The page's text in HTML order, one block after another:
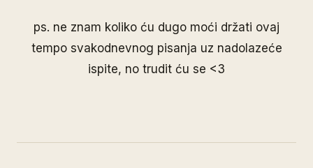
ps. ne znam koliko ću dugo moći držati ovaj
tempo svakodnevnog pisanja uz nadolazeće
ispite, no trudit ću se <3